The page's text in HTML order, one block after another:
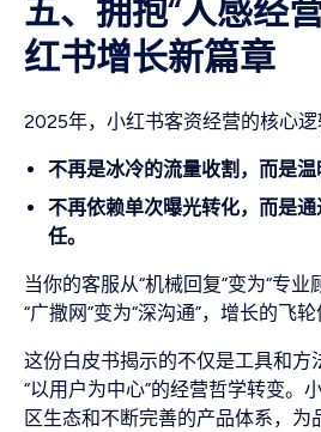
五、拥抱“人感经
红书增长新篇章
2025年，小红书客资经营的核心逻
不再是冰冷的流量收割，而是温
不再依赖单次曝光转化，而是
任。
当你的客服从“机械回复”变为“专业
“广撒网”变为“深沟通”，增长的飞
这份白皮书揭示的不仅是工具和方
“以用户为中心”的经营哲学转变。
区生态和不断完善的产品体系，为